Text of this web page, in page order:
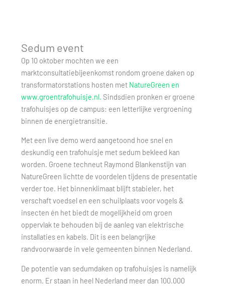
Sedum event
Op 10 oktober mochten we een
marktconsultatiebijeenkomst rondom groene daken op
transformatorstations hosten met NatureGreen en
www.groentrafohuisje.nl. Sindsdien pronken er groene
trafohuisjes op de campus: een letterlijke vergroening
binnen de energietransitie.
Met een live demo werd aangetoond hoe snel en
deskundig een trafohuisje met sedum bekleed kan
worden. Groene techneut Raymond Blankenstijn van
NatureGreen lichtte de voordelen tijdens de presentatie
verder toe. Het binnenklimaat blijft stabieler, het
verschaft voedsel en een schuilplaats voor vogels &
insecten én het biedt de mogelijkheid om groen
oppervlak te behouden bij de aanleg van elektrische
installaties en kabels. Dit is een belangrijke
randvoorwaarde in vele gemeenten binnen Nederland.
De potentie van sedumdaken op trafohuisjes is namelijk
enorm. Er staan in heel Nederland meer dan 100.000